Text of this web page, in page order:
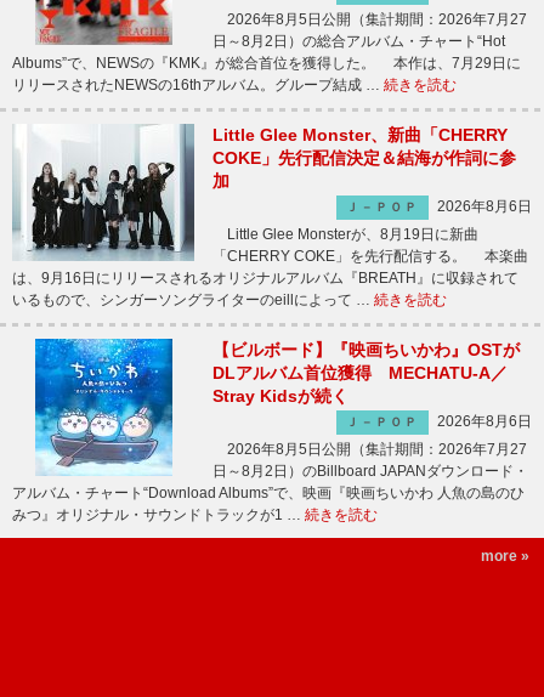
2026年8月5日公開（集計期間：2026年7月27
日～8月2日）の総合アルバム・チャート“Hot
Albums”で、NEWSの『KMK』が総合首位を獲得した。 本作は、7月29日に
リリースされたNEWSの16thアルバム。グループ結成 … 続きを読む
Little Glee Monster、新曲「CHERRY
COKE」先行配信決定＆結海が作詞に参
加
Ｊ－ＰＯＰ
2026年8月6日
Little Glee Monsterが、8月19日に新曲
「CHERRY COKE」を先行配信する。 本楽曲
は、9月16日にリリースされるオリジナルアルバム『BREATH』に収録されて
いるもので、シンガーソングライターのeillによって … 続きを読む
【ビルボード】『映画ちいかわ』OSTが
DLアルバム首位獲得 MECHATU-A／
Stray Kidsが続く
Ｊ－ＰＯＰ
2026年8月6日
2026年8月5日公開（集計期間：2026年7月27
日～8月2日）のBillboard JAPANダウンロード・
アルバム・チャート“Download Albums”で、映画『映画ちいかわ 人魚の島のひ
みつ』オリジナル・サウンドトラックが1 … 続きを読む
more »